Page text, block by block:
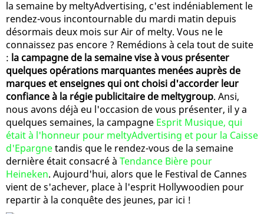
la semaine by meltyAdvertising, c'est indéniablement le
rendez-vous incontournable du mardi matin depuis
désormais deux mois sur Air of melty. Vous ne le
connaissez pas encore ? Remédions à cela tout de suite
: la campagne de la semaine vise à vous présenter
quelques opérations marquantes menées auprès de
marques et enseignes qui ont choisi d'accorder leur
confiance à la régie publicitaire de meltygroup. Ansi,
nous avons déjà eu l'occasion de vous présenter, il y a
quelques semaines, la campagne Esprit Musique, qui
était à l'honneur pour meltyAdvertising et pour la Caisse
d'Epargnetandis que le rendez-vous de la semaine
dernière était consacré à Tendance Bière pour
Heineken. Aujourd'hui, alors que le Festival de Cannes
vient de s'achever, place à l'esprit Hollywoodien pour
repartir à la conquête des jeunes, par ici !